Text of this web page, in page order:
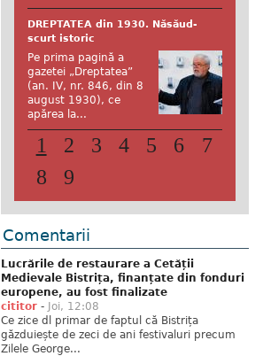
DREPTATEA din 1930. Năsăud-
scurt istoric
Pe prima pagină a
gazetei „Dreptatea”
(an. IV, nr. 846, din 8
august 1930), ce
apărea la...
1 2 3 4 5 6
7
8
9
Comentarii
Lucrările de restaurare a Cetății
Medievale Bistrița, finanțate din fonduri
europene, au fost finalizate
cititor - Joi, 12:08
Ce zice dl primar de faptul că Bistrița
găzduiește de zeci de ani festivaluri precum
Zilele George...